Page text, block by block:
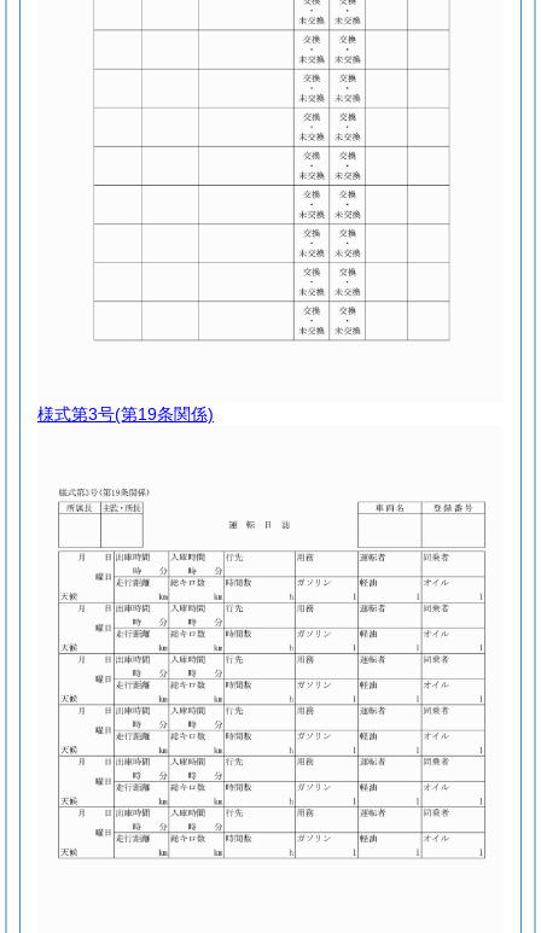
様式第3号(第19条関係)